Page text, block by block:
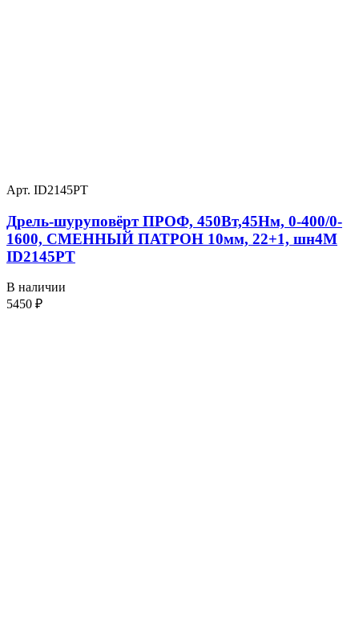
Арт. ID2145PT
Дрель-шуруповёрт ПРОФ, 450Вт,45Нм, 0-400/0-
1600, СМЕННЫЙ ПАТРОН 10мм, 22+1, шн4М
ID2145PT
В наличии
5450 ₽